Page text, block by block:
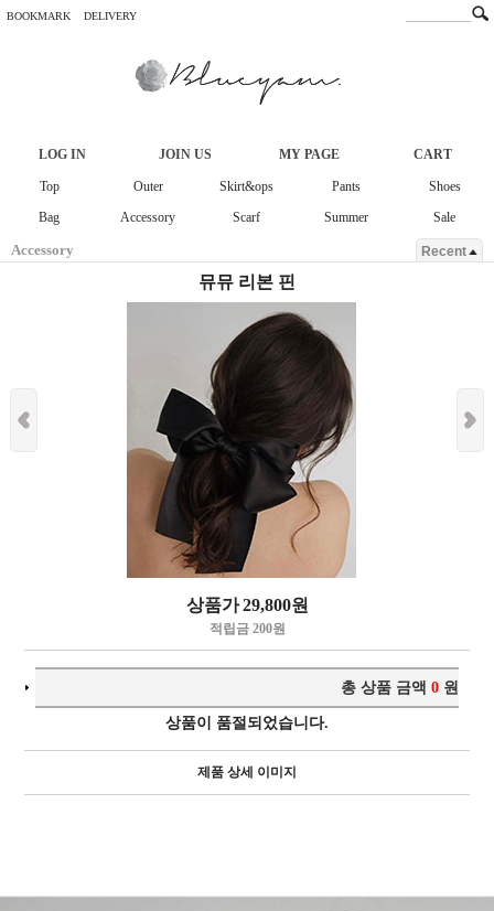
BOOKMARK DELIVERY
LOG IN JOIN US MY PAGE CART
Top Outer Skirt&ops Pants
Shoes
Bag
Accessory Scarf Summer Sale
Accessory Recent
뮤뮤 리본 핀
상품가 29,800원
적립금 200원
총 상품 금액 0 원
상품이 품절되었습니다.
제품 상세 이미지